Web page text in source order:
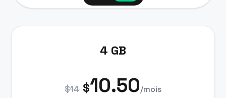
4 GB
$14 $10.50/mois